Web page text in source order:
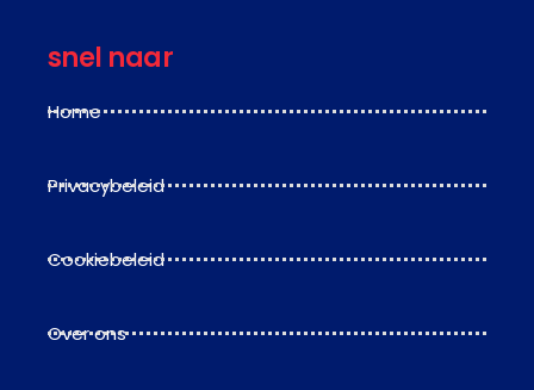
snel naar
Home
Privacybeleid
Cookiebeleid
Over ons